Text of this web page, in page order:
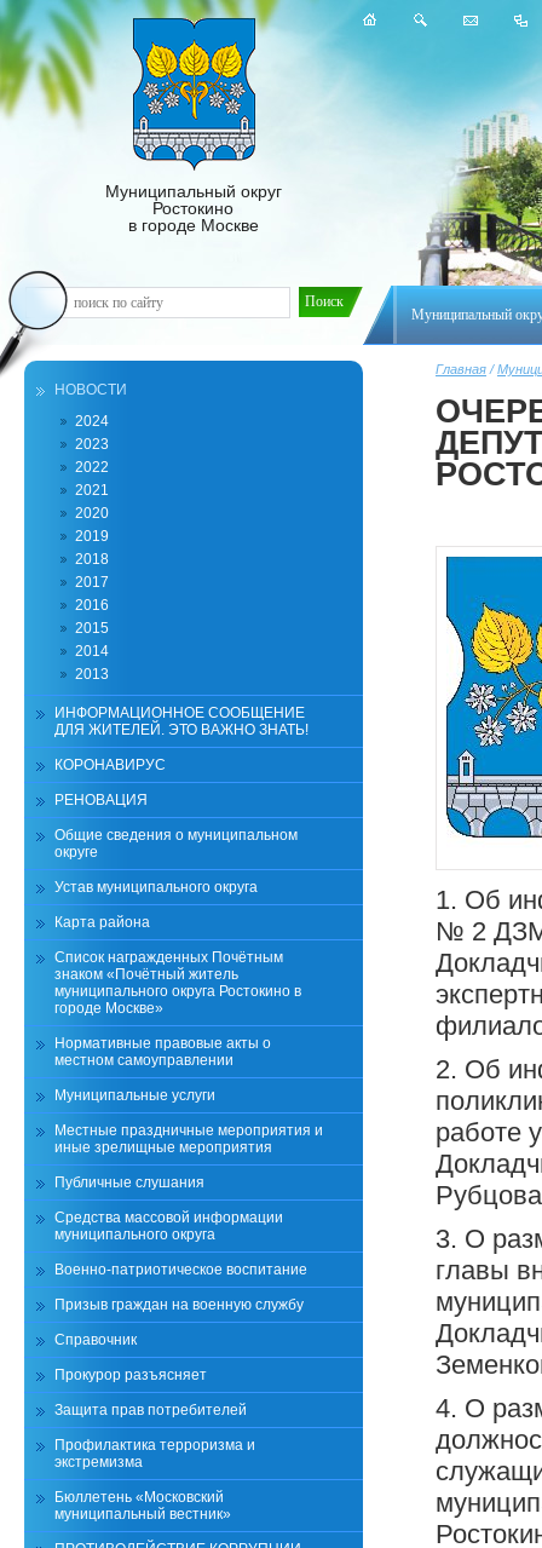
Муниципальный
Муниципальный округ
Ростокино
в городе Москве
Главная /
1. Об
№ 2
2. Об
работе
Рубцова
3. О
главы
4. О
НОВОСТИ
2024
2023
2022
2021
2020
2019
2018
2017
2016
2015
2014
2013
ИНФОРМАЦИОННОЕ СООБЩЕНИЕ
ДЛЯ ЖИТЕЛЕЙ. ЭТО ВАЖНО ЗНАТЬ!
КОРОНАВИРУС
РЕНОВАЦИЯ
Общие сведения о муниципальном
округе
Устав муниципального округа
Карта района
Список награжденных Почётным
знаком «Почётный житель
муниципального округа Ростокино в
городе Москве»
Нормативные правовые акты о
местном самоуправлении
Муниципальные услуги
Местные праздничные мероприятия и
иные зрелищные мероприятия
Публичные слушания
Средства массовой информации
муниципального округа
Военно-патриотическое воспитание
Призыв граждан на военную службу
Справочник
Прокурор разъясняет
Защита прав потребителей
Профилактика терроризма и
экстремизма
Бюллетень «Московский
муниципальный вестник»